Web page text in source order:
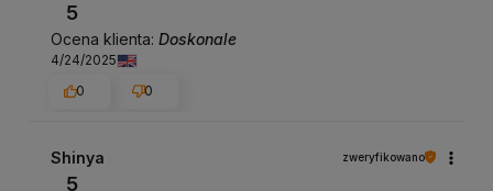
5
Ocena klienta: Doskonale
4/24/2025
0
0
Shinya zweryfikowano
5